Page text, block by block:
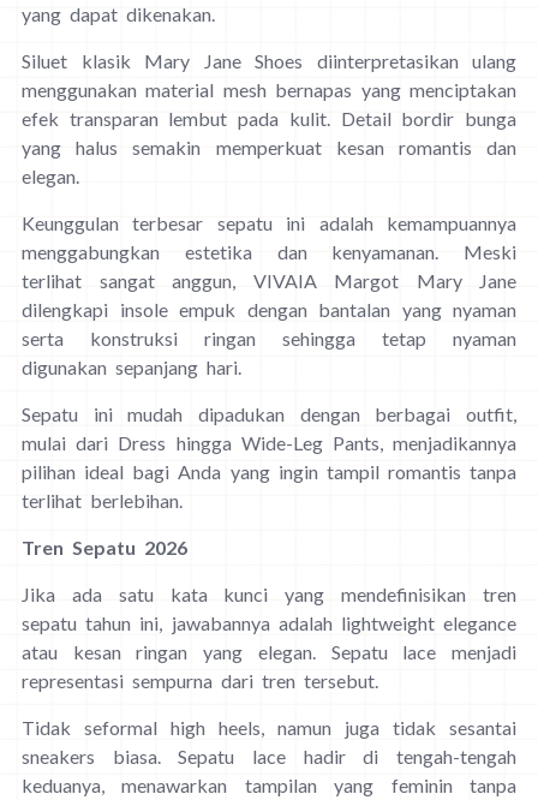
yang dapat dikenakan.
Siluet klasik Mary Jane Shoes diinterpretasikan ulang
menggunakan material mesh bernapas yang menciptakan
efek transparan lembut pada kulit. Detail bordir bunga
yang halus semakin memperkuat kesan romantis dan
elegan.
Keunggulan terbesar sepatu ini adalah kemampuannya
menggabungkan estetika dan kenyamanan. Meski
terlihat sangat anggun, VIVAIA Margot Mary Jane
dilengkapi insole empuk dengan bantalan yang nyaman
serta konstruksi ringan sehingga tetap nyaman
digunakan sepanjang hari.
Sepatu ini mudah dipadukan dengan berbagai outfit,
mulai dari Dress hingga Wide-Leg Pants, menjadikannya
pilihan ideal bagi Anda yang ingin tampil romantis tanpa
terlihat berlebihan.
Tren Sepatu 2026
Jika ada satu kata kunci yang mendefinisikan tren
sepatu tahun ini, jawabannya adalah lightweight elegance
atau kesan ringan yang elegan. Sepatu lace menjadi
representasi sempurna dari tren tersebut.
Tidak seformal high heels, namun juga tidak sesantai
sneakers biasa. Sepatu lace hadir di tengah-tengah
keduanya, menawarkan tampilan yang feminin tanpa